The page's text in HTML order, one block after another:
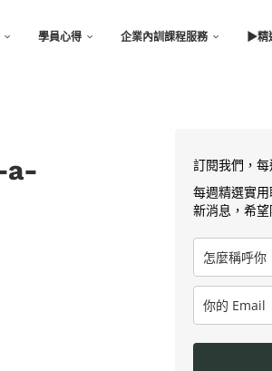
學員心得 企業內訓課程服務 ▶︎精
a-
訂閱我們，
每週精選實
新消息，希